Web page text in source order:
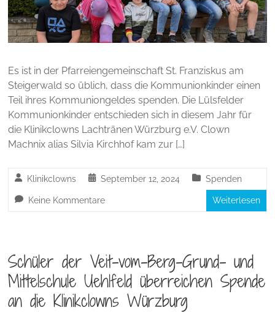
Es ist in der Pfarreiengemeinschaft St. Franziskus am
Steigerwald so üblich, dass die Kommunionkinder einen
Teil ihres Kommuniongeldes spenden. Die Lülsfelder
Kommunionkinder entschieden sich in diesem Jahr für
die Klinikclowns Lachtränen Würzburg e.V. Clown
Machnix alias Silvia Kirchhof kam zur […]
Klinikclowns September 12, 2024 Spenden
Keine Kommentare Weiterlesen
Schüler der Veit-vom-Berg-Grund- und
Mittelschule Uehlfeld überreichen Spende
an die Klinikclowns Würzburg